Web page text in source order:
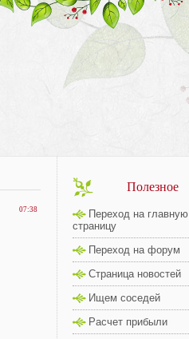
07:38
Полезное
Переход на главную
страницу
Переход на форум
Страница новостей
Ищем соседей
Расчет прибыли